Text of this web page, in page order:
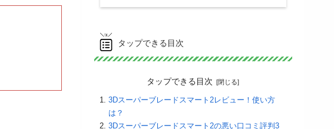
タップできる目次
タップできる目次
3Dスーパーブレードスマート2レビュー！使い方
は？
3Dスーパーブレードスマート2の悪い口コミ評判3